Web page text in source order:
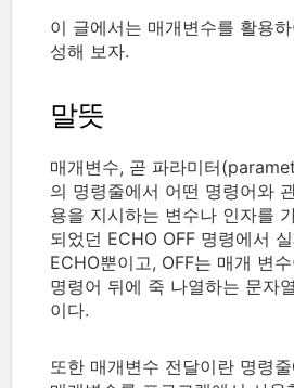
이 글에서는 매개변수를 활용
성해 보자.
말뜻
매개변수, 곧 파라미터
의 명령줄에서 어떤 명령어와
용을 지시하는 변수나 인자를
되었던 ECHO OFF 명령에서
ECHO뿐이고, OFF는 매개 변
명령어 뒤에 죽 나열하는 문자
이다.
또한 매개변수 전달이란 명령